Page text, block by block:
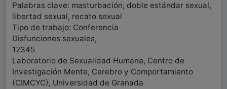
Palabras clave: masturbación, doble estándar sexual,
libertad sexual, recato sexual
Tipo de trabajo: Conferencia
Disfunciones sexuales,
12345
Laboratorio de Sexualidad Humana, Centro de
Investigación Mente, Cerebro y Comportamiento
(CIMCYC), Universidad de Granada